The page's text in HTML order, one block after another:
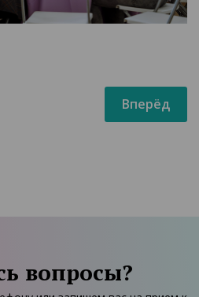
Вперёд
вопросы?